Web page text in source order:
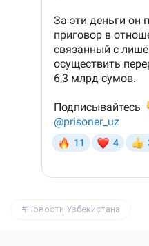
Новости Узбекистана